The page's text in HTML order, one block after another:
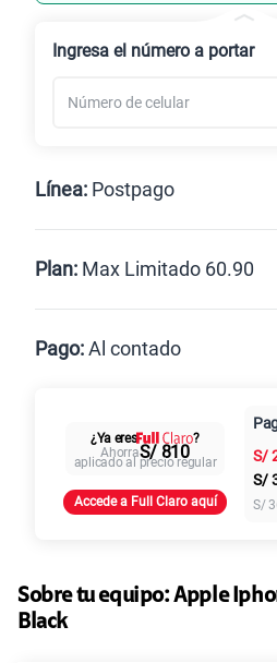
Ingresa el número a portar
Línea: Postpago
Postpago
Plan: Max Limitado 60.90
Paga solo
Paga solo
Pago:Al contado
Al contado Cuotas
¿Ya eres
?
AhorraS/ 810
aplicado al precio regular
Accede a Full Claro aquí
S/
S/
S/
Sobre tu equipo:Apple
Black